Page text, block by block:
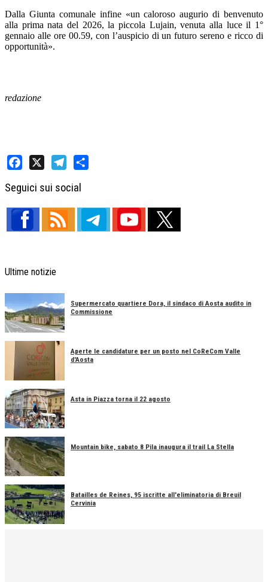
Dalla Giunta comunale infine «un caloroso augurio di benvenuto
alla prima nata del 2026, la piccola Lujain, venuta alla luce il 1°
gennaio alle ore 00.59, con l’auspicio di un futuro sereno e ricco di
opportunità».
redazione
Seguici sui social
Ultime notizie
Supermercato quartiere Dora, il sindaco di Aosta audito in
Commissione
Aperte le candidature per un posto nel CoReCom Valle
d'Aosta
Asta in Piazza torna il 22 agosto
Mountain bike, sabato 8 Pila inaugura il trail La Stella
Batailles de Reines, 95 iscritte all'eliminatoria di Breuil
Cervinia